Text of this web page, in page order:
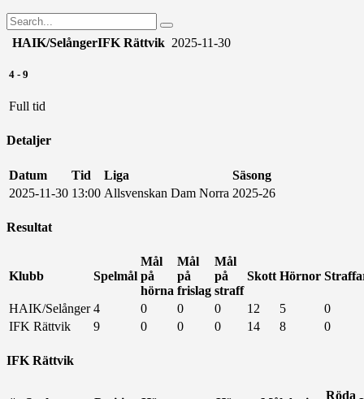
HAIK/SelångerIFK Rättvik 2025-11-30
4 - 9
Full tid
Detaljer
Datum Tid Liga
Säsong
2025-11-30 13:00 Allsvenskan Dam Norra 2025-26
Resultat
Klubb Spelmål
Mål
på
hörna
Mål
på
frislag
Mål
på
straff
Skott Hörnor
HAIK/Selånger 4 0 0 0 12 5
0
IFK Rättvik
9 0 0 0 14 8 0
IFK Rättvik
Röda